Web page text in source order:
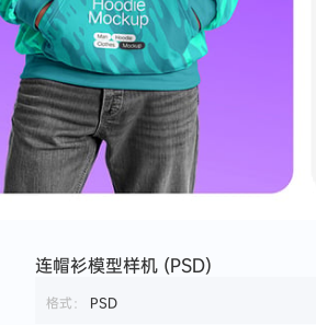
连帽衫模型样机 (PSD)
格式： PSD